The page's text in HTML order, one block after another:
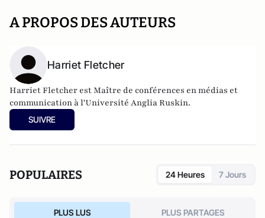
A PROPOS DES AUTEURS
Harriet Fletcher
Harriet Fletcher est Maître de conférences en médias et
communication à l'Université Anglia Ruskin.
SUIVRE
POPULAIRES 24 Heures 7 Jours
PLUS LUS PLUS PARTAGES